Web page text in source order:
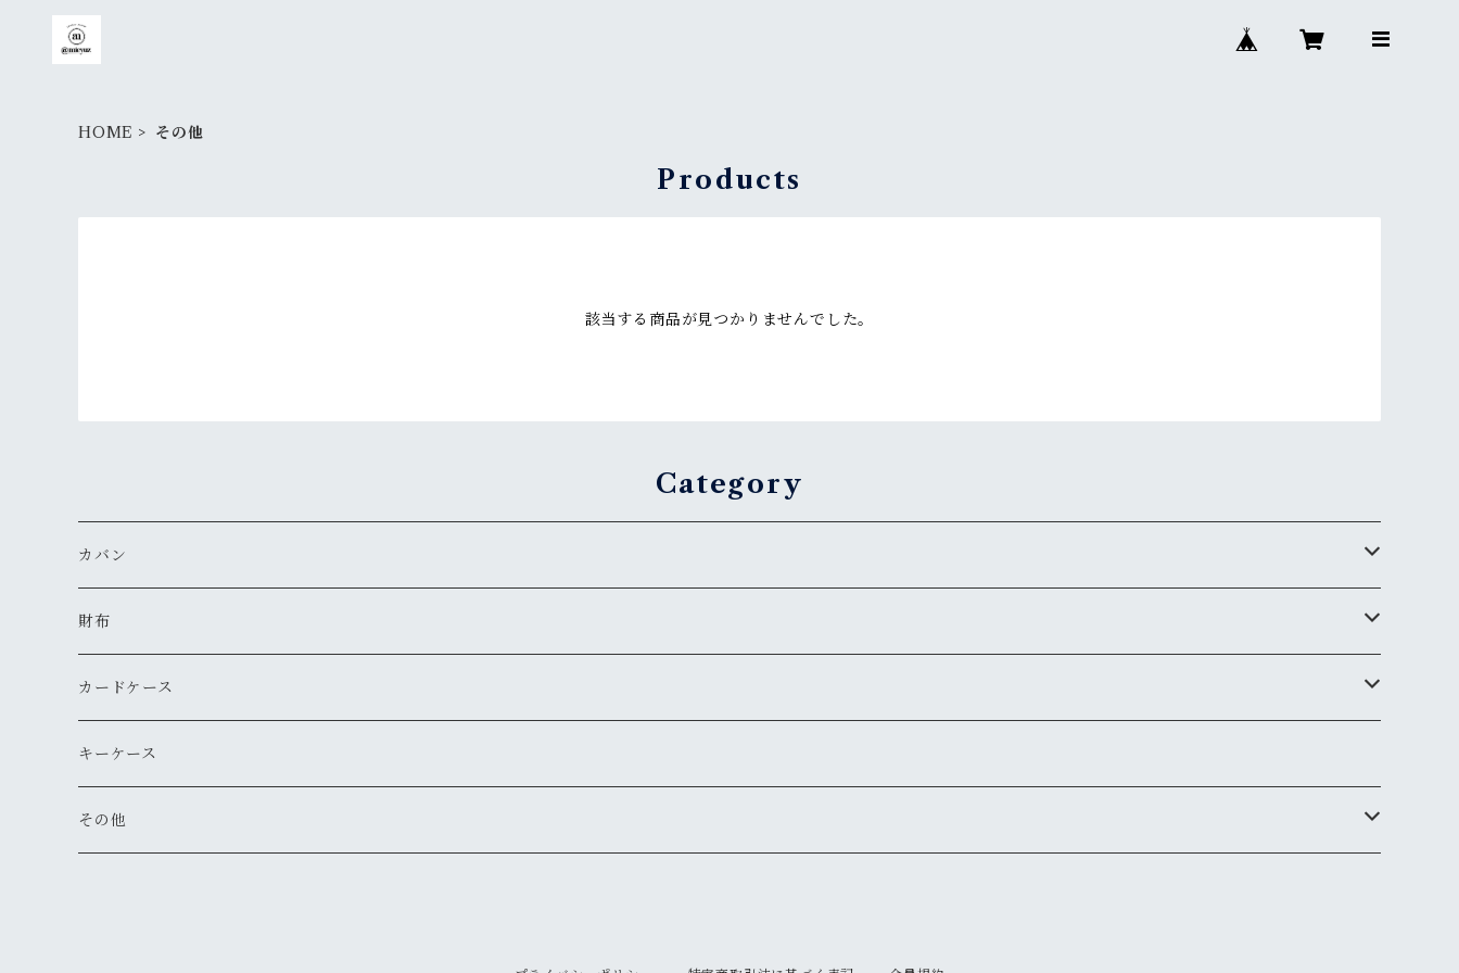
HOME その他
Products
該当する商品が見つかりませんでした。
Category
カバン
サコッシュ
お財布ポーチ
トートバッグ
ショルダーバッグ
財布
コインケース
ミニ財布
長財布
カードケース
名刺入れ
キーケース
その他